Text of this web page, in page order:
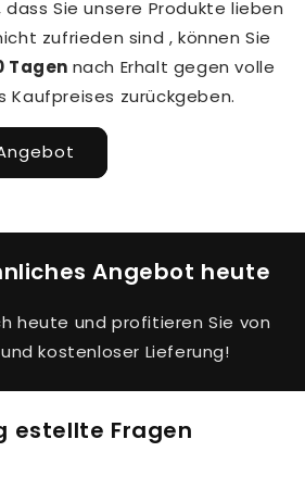
Sie unsere Produkte lieben
zufrieden sind , können Sie
Tagen nach Erhalt gegen volle
Kaufpreises zurückgeben.
Angebot heute
heute und profitieren Sie von
kostenloser Lieferung!
estellte Fragen